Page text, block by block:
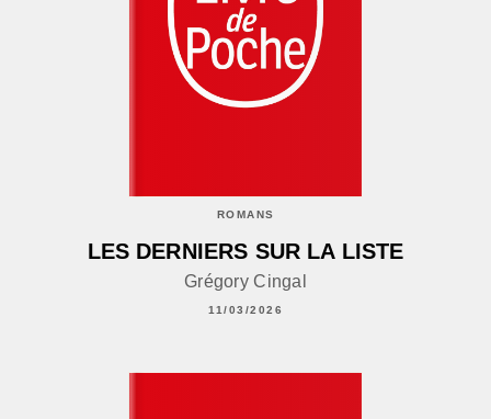
ROMANS
LES DERNIERS SUR LA LISTE
Grégory Cingal
11/03/2026